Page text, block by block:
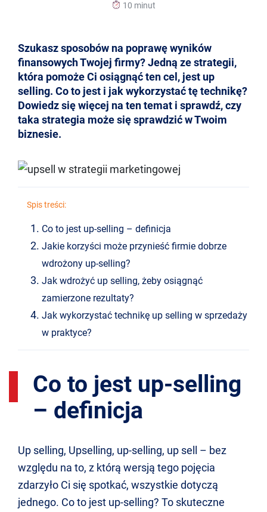
10 minut
Szukasz sposobów na poprawę wyników
finansowych Twojej firmy? Jedną ze strategii,
która pomoże Ci osiągnąć ten cel, jest up
selling. Co to jest i jak wykorzystać tę technikę?
Dowiedz się więcej na ten temat i sprawdź, czy
taka strategia może się sprawdzić w Twoim
biznesie.
Spis treści:
Co to jest up-selling – definicja
Jakie korzyści może przynieść firmie dobrze
wdrożony up-selling?
Jak wdrożyć up selling, żeby osiągnąć
zamierzone rezultaty?
Jak wykorzystać technikę up selling w sprzedaży
w praktyce?
Co to jest up-selling
– definicja
Up selling, Upselling, up-selling, up sell – bez
względu na to, z którą wersją tego pojęcia
zdarzyło Ci się spotkać, wszystkie dotyczą
jednego. Co to jest up-selling? To skuteczne